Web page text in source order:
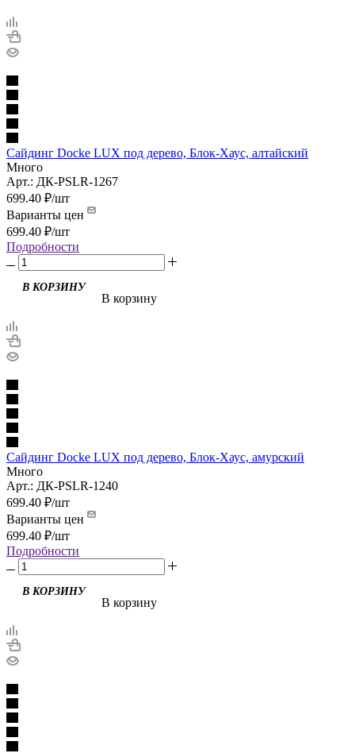
Сайдинг Docke LUX под дерево, Блок-Хаус, алтайский
Много
Арт.: ДК-PSLR-1267
699.40 ₽/шт
Варианты цен
699.40 ₽/шт
Подробности
В корзину
Сайдинг Docke LUX под дерево, Блок-Хаус, амурский
Много
Арт.: ДК-PSLR-1240
699.40 ₽/шт
Варианты цен
699.40 ₽/шт
Подробности
В корзину